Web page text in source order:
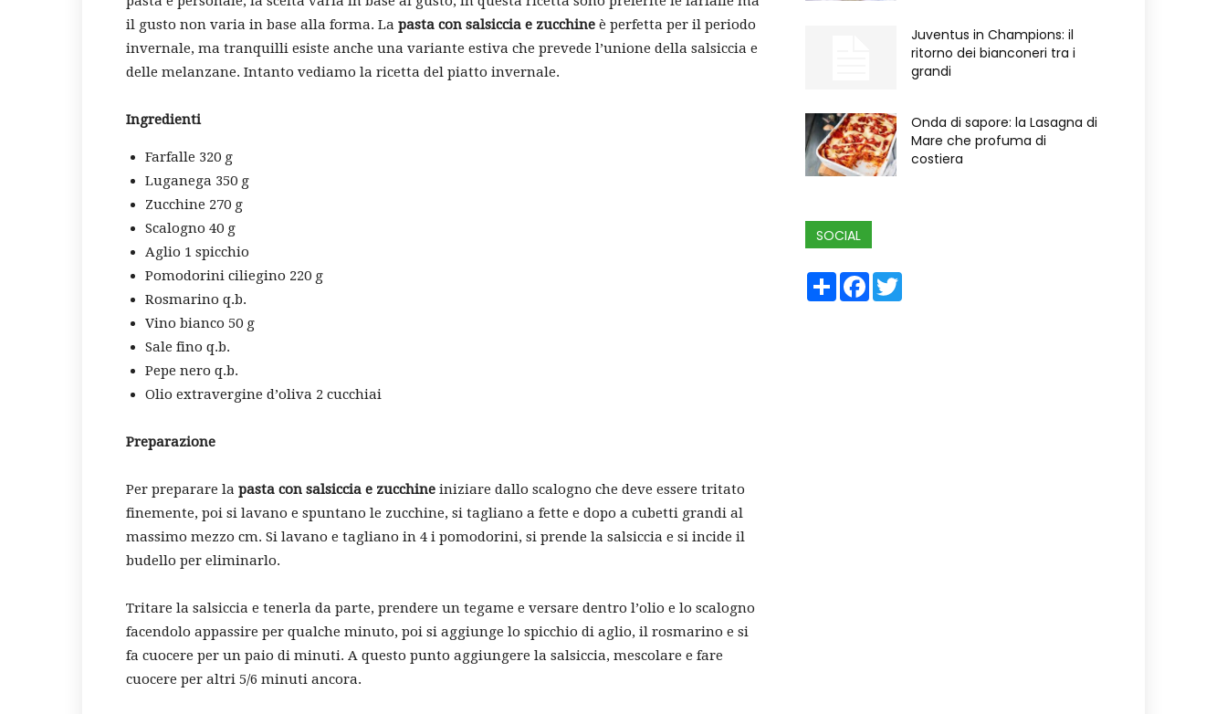
il gusto non varia in base alla forma. La pasta con salsiccia e zucchine è perfetta per il periodo
invernale, ma tranquilli esiste anche una variante estiva che prevede l’unione della salsiccia e
delle melanzane. Intanto vediamo la ricetta del piatto invernale.
Ingredienti
Farfalle 320 g
Luganega 350 g
Zucchine 270 g
Scalogno 40 g
Aglio 1 spicchio
Pomodorini ciliegino 220 g
Rosmarino q.b.
Vino bianco 50 g
Sale fino q.b.
Pepe nero q.b.
Olio extravergine d’oliva 2 cucchiai
Preparazione
Per preparare la pasta con salsiccia e zucchine iniziare dallo scalogno che deve essere tritato
finemente, poi si lavano e spuntano le zucchine, si tagliano a fette e dopo a cubetti grandi al
massimo mezzo cm. Si lavano e tagliano in 4 i pomodorini, si prende la salsiccia e si incide il
budello per eliminarlo.
Tritare la salsiccia e tenerla da parte, prendere un tegame e versare dentro l’olio e lo scalogno
facendolo appassire per qualche minuto, poi si aggiunge lo spicchio di aglio, il rosmarino e si
fa cuocere per un paio di minuti. A questo punto aggiungere la salsiccia, mescolare e fare
cuocere per altri 5/6 minuti ancora.
Juventus in Champions: il
ritorno dei bianconeri tra i
grandi
Onda di sapore: la Lasagna di
Mare che profuma di
costiera
SOCIAL
ShareFacebook